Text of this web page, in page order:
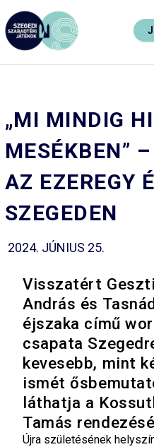
„MI MINDIG
MESÉKBEN”
AZ EZEREGY
SZEGEDEN
2024. JÚNIUS 25.
Visszatért
András és
éjszaka című
csapata
kevesebb, mint
ismét
láthatja a
Tamás
Újra születésének